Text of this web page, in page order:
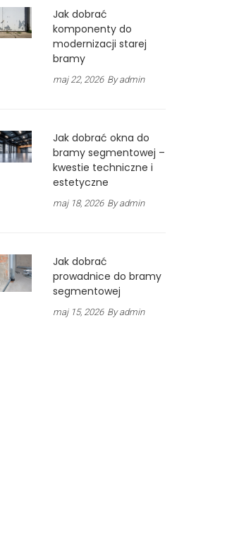
Jak dobrać
komponenty do
modernizacji starej
bramy
maj 22, 2026 By admin
Jak dobrać okna do
bramy segmentowej –
kwestie techniczne i
estetyczne
maj 18, 2026 By admin
Jak dobrać
prowadnice do bramy
segmentowej
maj 15, 2026 By admin